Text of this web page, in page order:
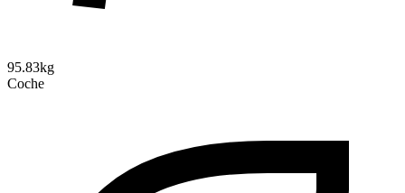
95.83kg
Coche